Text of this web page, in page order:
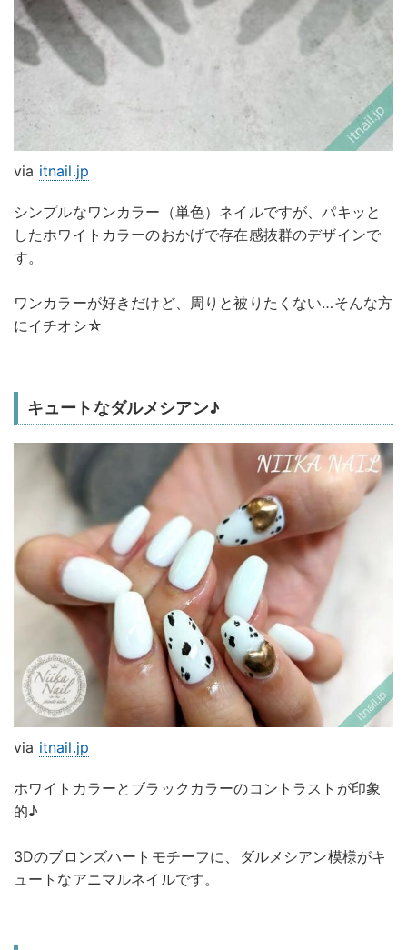
via itnail.jp
シンプルなワンカラー（単色）ネイルですが、パキッと
したホワイトカラーのおかげで存在感抜群のデザインで
す。
ワンカラーが好きだけど、周りと被りたくない…そんな方
にイチオシ☆
キュートなダルメシアン♪
via itnail.jp
ホワイトカラーとブラックカラーのコントラストが印象
的♪
3Dのブロンズハートモチーフに、ダルメシアン模様がキ
ュートなアニマルネイルです。